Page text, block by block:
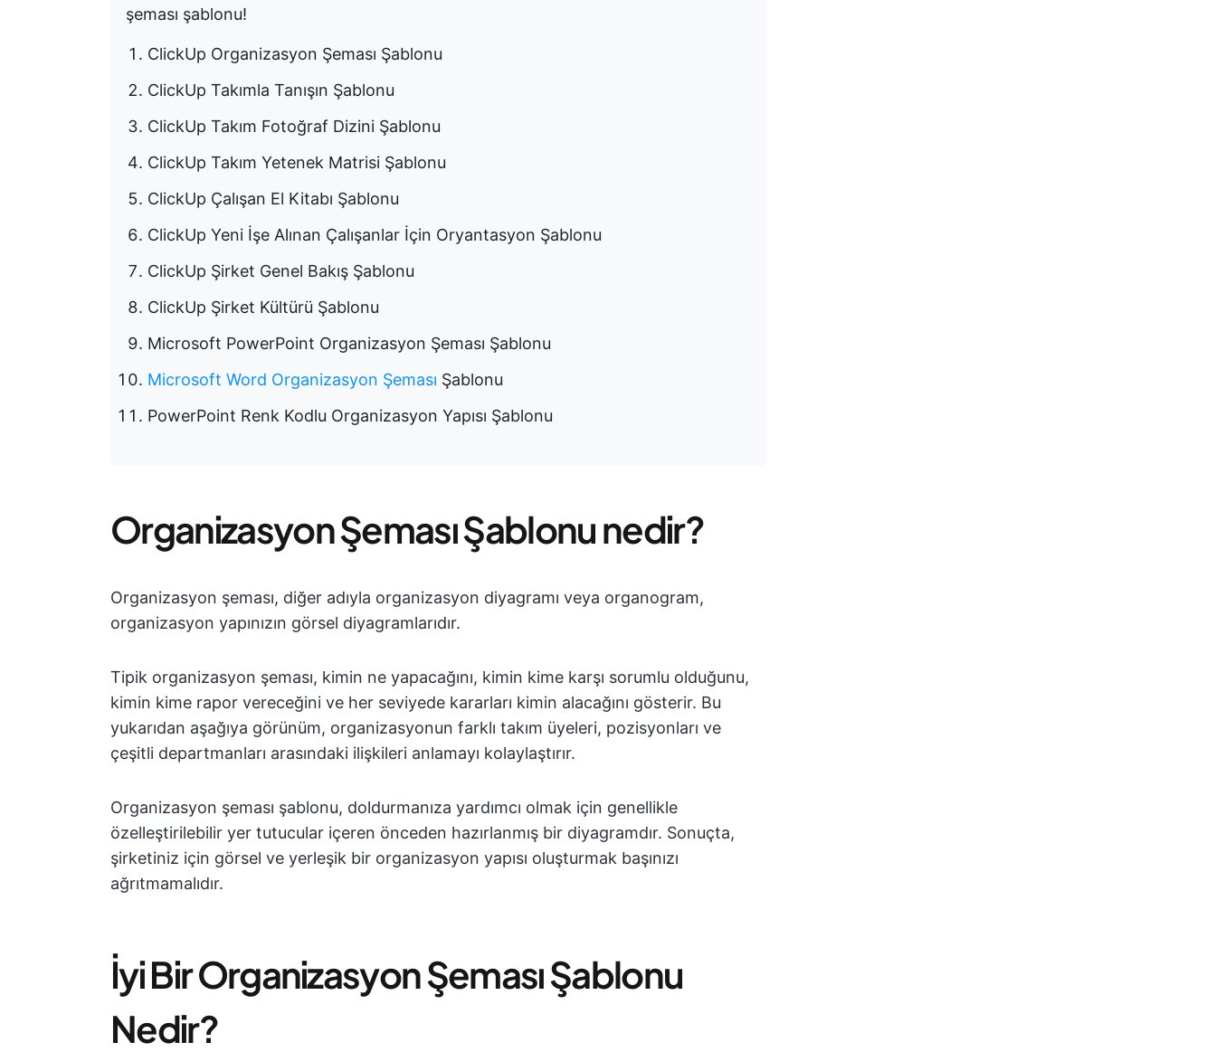
şeması şablonu!
ClickUp Organizasyon Şeması Şablonu
ClickUp Takımla Tanışın Şablonu
ClickUp Takım Fotoğraf Dizini Şablonu
ClickUp Takım Yetenek Matrisi Şablonu
ClickUp Çalışan El Kitabı Şablonu
ClickUp Yeni İşe Alınan Çalışanlar İçin Oryantasyon Şablonu
ClickUp Şirket Genel Bakış Şablonu
ClickUp Şirket Kültürü Şablonu
Microsoft PowerPoint Organizasyon Şeması Şablonu
Microsoft Word Organizasyon Şeması Şablonu
PowerPoint Renk Kodlu Organizasyon Yapısı Şablonu
Organizasyon Şeması Şablonu nedir?
Organizasyon şeması, diğer adıyla organizasyon diyagramı veya organogram,
organizasyon yapınızın görsel diyagramlarıdır.
Tipik organizasyon şeması, kimin ne yapacağını, kimin kime karşı sorumlu olduğunu,
kimin kime rapor vereceğini ve her seviyede kararları kimin alacağını gösterir. Bu
yukarıdan aşağıya görünüm, organizasyonun farklı takım üyeleri, pozisyonları ve
çeşitli departmanları arasındaki ilişkileri anlamayı kolaylaştırır.
Organizasyon şeması şablonu, doldurmanıza yardımcı olmak için genellikle
özelleştirilebilir yer tutucular içeren önceden hazırlanmış bir diyagramdır. Sonuçta,
şirketiniz için görsel ve yerleşik bir organizasyon yapısı oluşturmak başınızı
ağrıtmamalıdır.
İyi Bir Organizasyon Şeması Şablonu
Nedir?